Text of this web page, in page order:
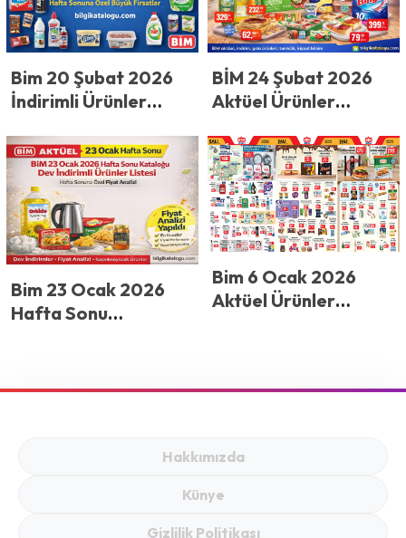
Bim 20 Şubat 2026
İndirimli Ürünler
Sonuna Özel Büyük
Fırsatlar
BİM 24 Şubat 2026
Aktüel Ürünler
Öne Çıkan Fırsatları
Bim 23 Ocak 2026
Hafta Sonu
Listesi ve Fiyat
Bim 6 Ocak 2026
Aktüel Ürünler
Hakkımızda
Künye
Gizlilik Politikası